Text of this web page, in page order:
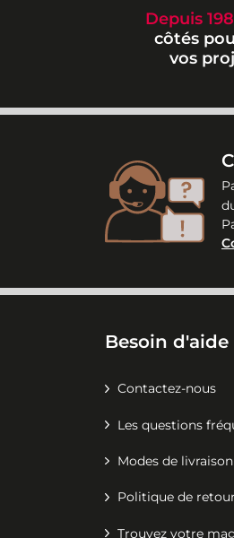
Depuis
côtés
vos
Besoin d'aide
Contactez-nous
Les questions
Modes de
Politique de retour
Trouvez votre